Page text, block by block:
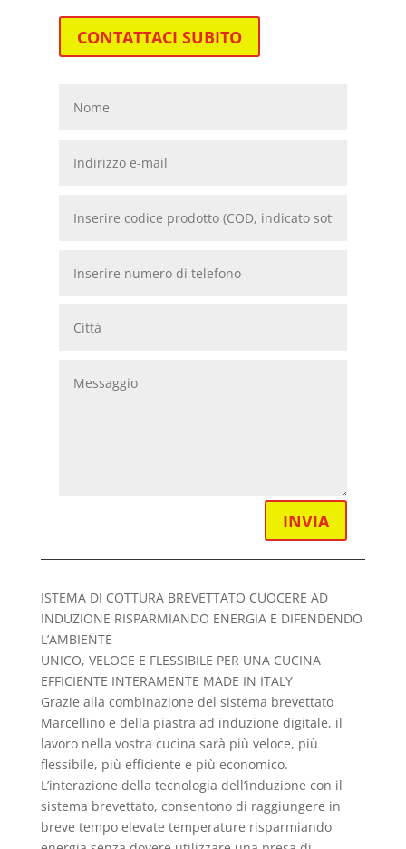
CONTATTACI SUBITO
INVIA
ISTEMA DI COTTURA BREVETTATO CUOCERE AD
INDUZIONE RISPARMIANDO ENERGIA E DIFENDENDO
L’AMBIENTE
UNICO, VELOCE E FLESSIBILE PER UNA CUCINA
EFFICIENTE INTERAMENTE MADE IN ITALY
Grazie alla combinazione del sistema brevettato
Marcellino e della piastra ad induzione digitale, il
lavoro nella vostra cucina sarà più veloce, più
flessibile, più efficiente e più economico.
L’interazione della tecnologia dell’induzione con il
sistema brevettato, consentono di raggiungere in
breve tempo elevate temperature risparmiando